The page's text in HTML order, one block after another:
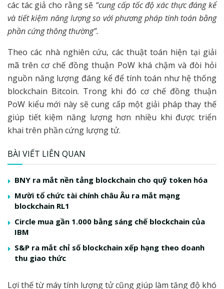
các tác giả cho rằng sẽ “cung cấp tốc độ xác thực đáng kể
và tiết kiệm năng lượng so với phương pháp tính toán bằng
phần cứng thông thường”.
Theo các nhà nghiên cứu, các thuật toán hiện tại giải
mã trên cơ chế đồng thuận PoW khá chậm và đòi hỏi
nguồn năng lượng đáng kể để tính toán như hệ thống
blockchain Bitcoin. Trong khi đó cơ chế đồng thuận
PoW kiểu mới này sẽ cung cấp một giải pháp thay thế
giúp tiết kiệm năng lượng hơn nhiều khi được triển
khai trên phần cứng lượng tử.
BÀI VIẾT LIÊN QUAN
BNY ra mắt nền tảng blockchain cho quỹ token hóa
Mười tổ chức tài chính châu Âu ra mắt mạng
blockchain RL1
Circle mua gần 1.000 bằng sáng chế blockchain của
IBM
S&P ra mắt chỉ số blockchain xếp hạng theo doanh
thu giao thức
Lợi thế từ máy tính lượng tử cũng giúp làm tăng độ khó